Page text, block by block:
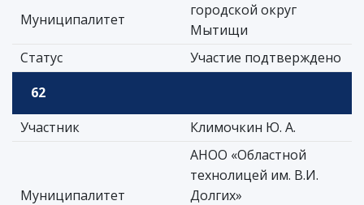
Муниципалитет
городской округ
Мытищи
Статус
Участие подтверждено
62
Участник
Климочкин Ю. А.
Муниципалитет
АНОО «Областной
технолицей им. В.И.
Долгих»